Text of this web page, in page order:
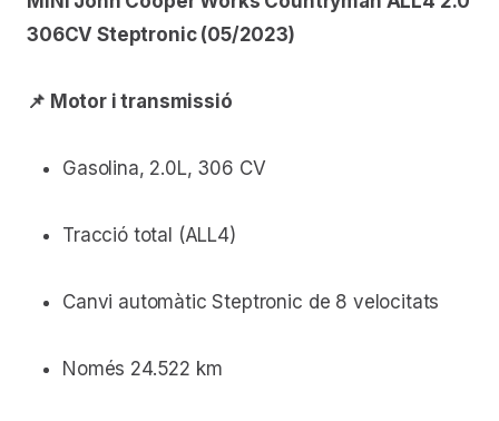
306CV Steptronic (05/2023)
📌 Motor i transmissió
Gasolina, 2.0L, 306 CV
Tracció total (ALL4)
Canvi automàtic Steptronic de 8 velocitats
Només 24.522 km